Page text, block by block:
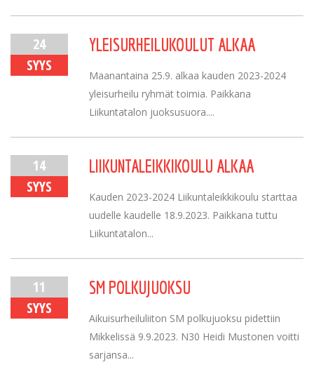
24
SYYS
YLEISURHEILUKOULUT ALKAA
Maanantaina 25.9. alkaa kauden 2023-2024
yleisurheilu ryhmät toimia. Paikkana
Liikuntatalon juoksusuora....
14
SYYS
LIIKUNTALEIKKIKOULU ALKAA
Kauden 2023-2024 Liikuntaleikkikoulu starttaa
uudelle kaudelle 18.9.2023. Paikkana tuttu
Liikuntatalon...
11
SYYS
SM POLKUJUOKSU
Aikuisurheiluliiton SM polkujuoksu pidettiin
Mikkelissä 9.9.2023. N30 Heidi Mustonen voitti
sarjansa...